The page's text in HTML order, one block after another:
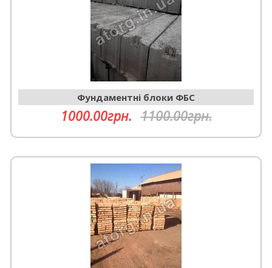
Фундаментні блоки ФБС
1000.00грн. 1100.00грн.